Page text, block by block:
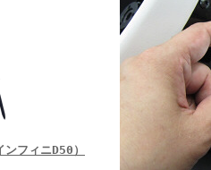
フィニD50）